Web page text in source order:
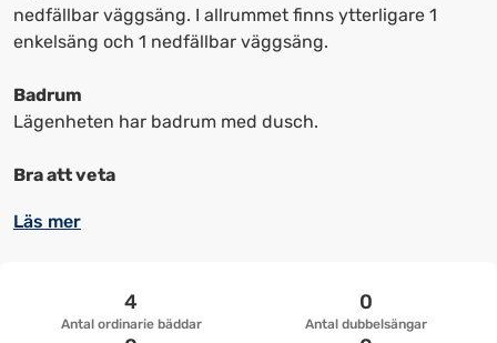
nedfällbar väggsäng. I allrummet finns ytterligare 1
enkelsäng och 1 nedfällbar väggsäng.
Badrum
Lägenheten har badrum med dusch.
Bra att veta
Läs mer
Antal ordinarie bäddar
4
Antal dubbelsängar
0